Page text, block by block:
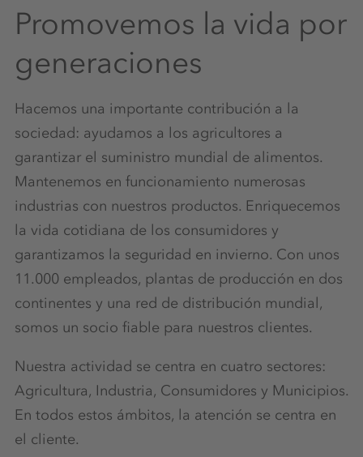
Promovemos la vida por
generaciones
Hacemos una importante contribución a la
sociedad: ayudamos a los agricultores a
garantizar el suministro mundial de alimentos.
Mantenemos en funcionamiento numerosas
industrias con nuestros productos. Enriquecemos
la vida cotidiana de los consumidores y
garantizamos la seguridad en invierno. Con unos
11.000 empleados, plantas de producción en dos
continentes y una red de distribución mundial,
somos un socio fiable para nuestros clientes.
Nuestra actividad se centra en cuatro sectores:
Agricultura, Industria, Consumidores y Municipios.
En todos estos ámbitos, la atención se centra en
el cliente.